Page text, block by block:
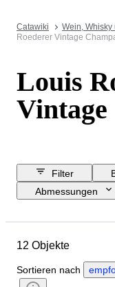
Catawiki Wein,
Roederer Vintage
Louis
Vintage
Filter
Abmessungen
Herkunftsland
Anbaugebiet
12 Objekte
Sortieren nach